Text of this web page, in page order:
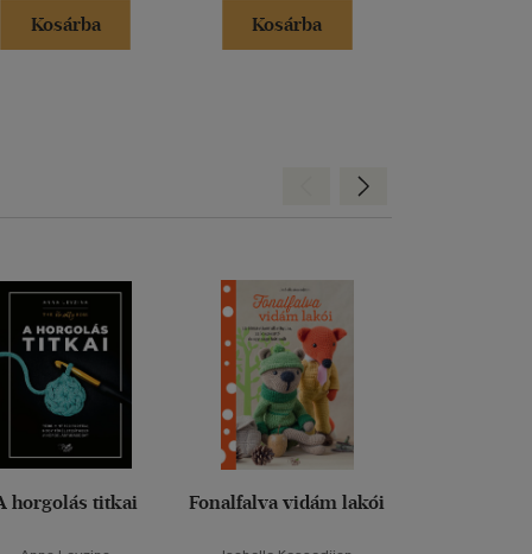
Kosárba
Kosárba
horgolás titkai Fonalfalva vidám lakói
Előre